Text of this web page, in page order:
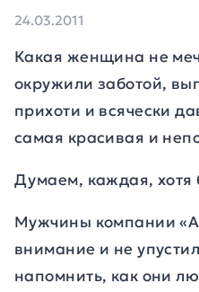
24.03.2011
Какая женщина не
окружили заботой,
прихоти и всячески
самая красивая и
Думаем, каждая, хотя
Мужчины компании
внимание и не
напомнить, как они